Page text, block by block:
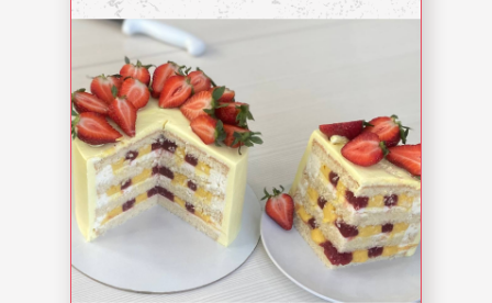
Вот такой торт вы
сможете сделать
после вебинра